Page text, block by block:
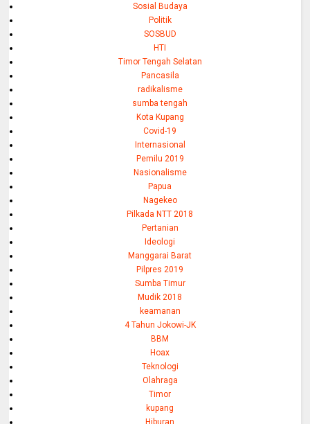
Sosial Budaya
Politik
SOSBUD
HTI
Timor Tengah Selatan
Pancasila
radikalisme
sumba tengah
Kota Kupang
Covid-19
Internasional
Pemilu 2019
Nasionalisme
Papua
Nagekeo
Pilkada NTT 2018
Pertanian
Ideologi
Manggarai Barat
Pilpres 2019
Sumba Timur
Mudik 2018
keamanan
4 Tahun Jokowi-JK
BBM
Hoax
Teknologi
Olahraga
Timor
kupang
Hiburan